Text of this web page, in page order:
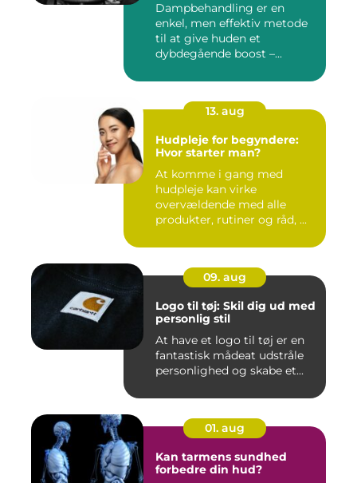
Dampbehandling er en
enkel, men effektiv metode
til at give huden et
dybdegående boost –...
13. aug
Hudpleje for begyndere:
Hvor starter man?
At komme i gang med
hudpleje kan virke
overvældende med alle
produkter, rutiner og råd, ...
09. aug
Logo til tøj: Skil dig ud med
personlig stil
At have et logo til tøj er en
fantastisk mådeat udstråle
personlighed og skabe et...
01. aug
Kan tarmens sundhed
forbedre din hud?